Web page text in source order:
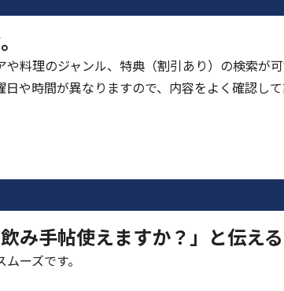
や料理のジャンル、特典（割引あり）の検索が
や時間が異なりますので、内容をよく確認し
み手帖使えますか？」と伝える
ーズです。